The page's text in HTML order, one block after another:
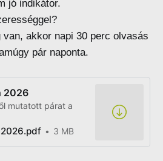
jó indikátor.
van, akkor napi 30 perc olvasás
pár naponta.
2026
mutatott párat a
3 MB